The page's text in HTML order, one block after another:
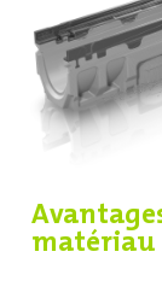
matériau